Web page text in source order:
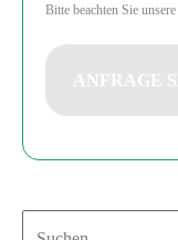
Bitte beachten Sie unsere